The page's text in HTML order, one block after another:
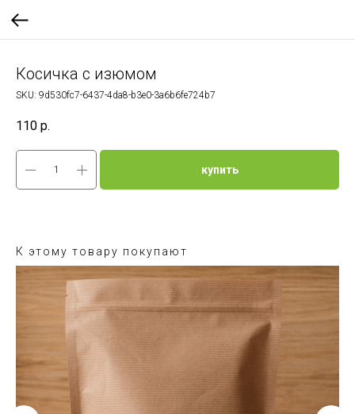
Косичка с изюмом
SKU: 9d530fc7-6437-4da8-b3e0-3a6b6fe724b7
110 р.
купить
К этому товару покупают